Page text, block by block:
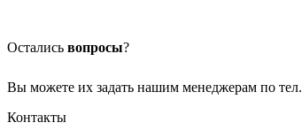
Остались вопросы?
Вы можете их задать нашим менеджерам по тел.
Контакты